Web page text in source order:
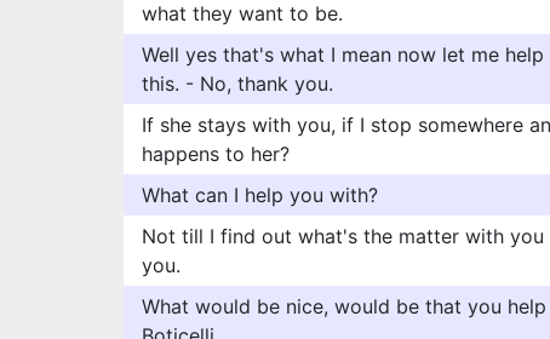
what they want to be.
Well yes that's what I mean now let me
this. - No, thank you.
If she stays with you, if I stop somewhere
happens to her?
What can I help you with?
Not till I find out what's the matter with
you.
What would be nice, would be that you